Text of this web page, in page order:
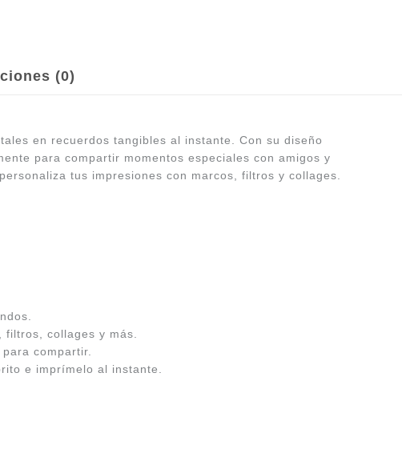
(0)
en recuerdos tangibles al instante. Con su diseño
para compartir momentos especiales con amigos y
tus impresiones con marcos, filtros y collages.
filtros, collages y más.
compartir.
e imprímelo al instante.